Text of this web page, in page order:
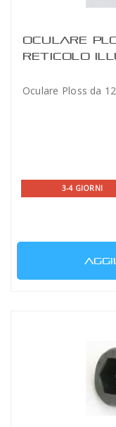
OCULARE
RETICOLO
Oculare Ploss da
3-4 GIORNI